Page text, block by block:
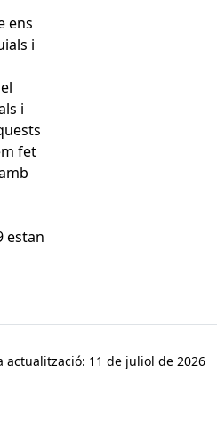
ens
i
i
fet
estan
11 de juliol de 2026